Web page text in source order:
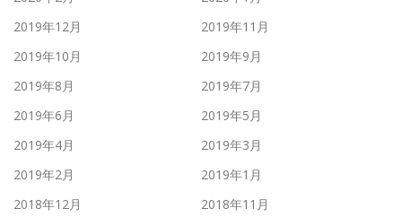
2019年12月
2019年11月
2019年10月
2019年9月
2019年8月
2019年7月
2019年6月
2019年5月
2019年4月
2019年3月
2019年2月
2019年1月
2018年12月
2018年11月